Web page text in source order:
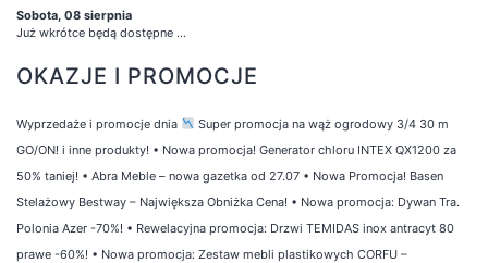
Sobota, 08 sierpnia
Już wkrótce będą dostępne ...
OKAZJE I PROMOCJE
Wyprzedaże i promocje dnia
Super promocja na wąż ogrodowy 3/4 30 m
GO/ON! i inne produkty! • Nowa promocja! Generator chloru INTEX QX1200 za
50% taniej! • Abra Meble – nowa gazetka od 27.07 • Nowa Promocja! Basen
Stelażowy Bestway – Największa Obniżka Cena! • Nowa promocja: Dywan Tra.
Polonia Azer -70%! • Rewelacyjna promocja: Drzwi TEMIDAS inox antracyt 80
prawe -60%! • Nowa promocja: Zestaw mebli plastikowych CORFU –